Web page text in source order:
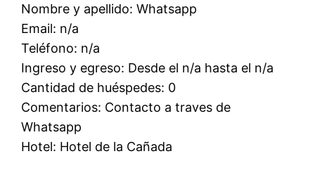
Nombre y apellido: Whatsapp
Email: n/a
Teléfono: n/a
Ingreso y egreso: Desde el n/a hasta el n/a
Cantidad de huéspedes: 0
Comentarios: Contacto a traves de
Whatsapp
Hotel: Hotel de la Cañada